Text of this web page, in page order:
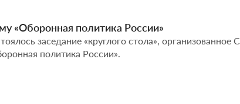
«Оборонная политика России»
заседание «круглого стола»,
политика России».